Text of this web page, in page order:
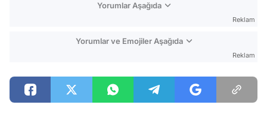
Yorumlar Aşağıda
Reklam
Yorumlar ve Emojiler Aşağıda
Reklam